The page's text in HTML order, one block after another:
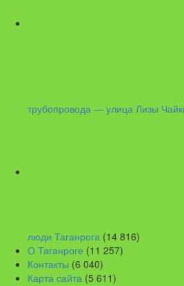
трубопровода — улица Лизы
люди Таганрога (14 816)
О Таганроге (11 257)
Контакты (6 040)
Карта сайта (5 611)